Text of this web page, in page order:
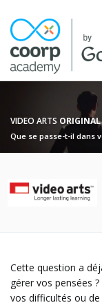
VIDEO ARTS ORIGINAL
Que se passe-t-il dans
Cette question a
gérer vos pensées ?
vos difficultés ou de